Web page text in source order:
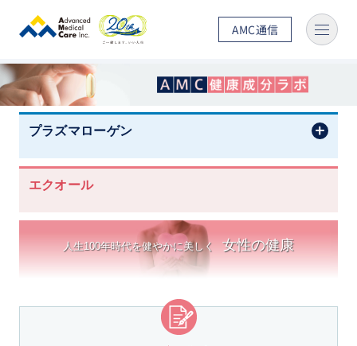
AMC通信
プラズマローゲン
エクオール
人生100年時代を健やかに美しく 女性の健康